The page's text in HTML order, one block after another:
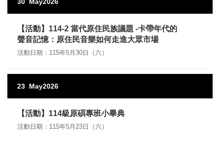
【活動】114-2 當代原住民族議題 -卡帶年代的
聲音記憶：原住民音樂如何走進大眾市場
活動日期：115年5月30日（六）
23 May2026
【活動】114級原碩專班小畢典
活動日期：115年5月23日（六）